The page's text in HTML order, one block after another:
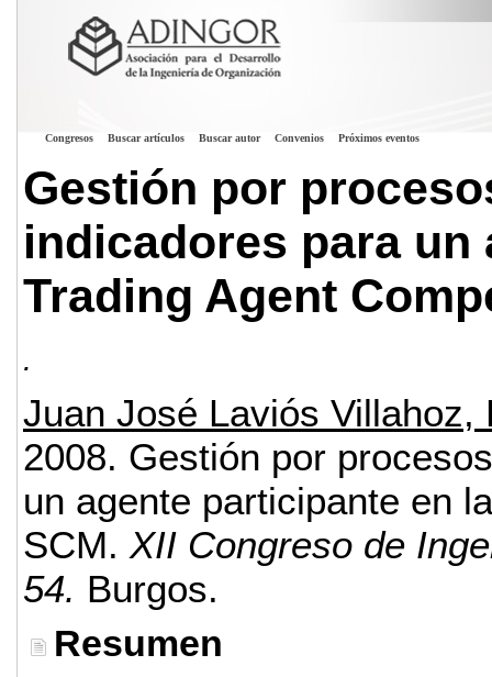
Congresos Buscar artículos Buscar autor Convenios Próximos eventos
Gestión por
indicadores para un
Trading Agent
.
Juan José Laviós
2008. Gestión por
un agente participante en
SCM. XII Congreso de
54. Burgos.
Resumen